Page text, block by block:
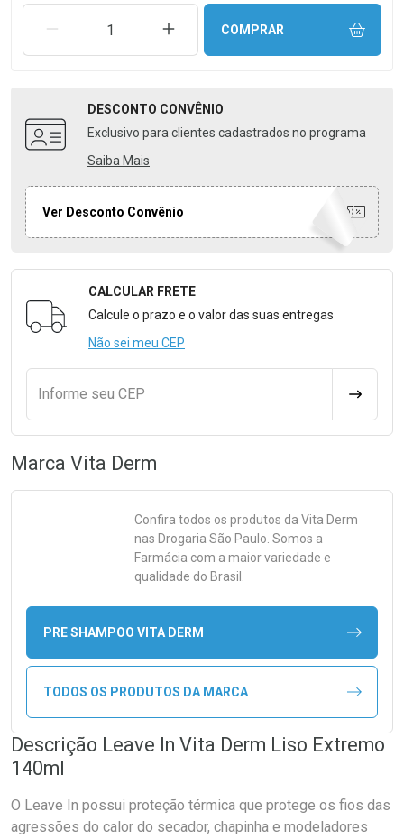
REMOVER UMA UNIDADEAUMENTAR UMA UNIDADE
COMPRAR
DESCONTO CONVÊNIO
Exclusivo para clientes cadastrados no programa
Saiba Mais
Ver Desconto Convênio
Formulário para Calcular o Frete
CALCULAR FRETE
Calcule o prazo e o valor das suas entregas
Não sei meu CEP
Informe seu CEP
Marca Vita Derm
Confira todos os produtos da Vita Derm
nas Drogaria São Paulo. Somos a
Farmácia com a maior variedade e
qualidade do Brasil.
PRE SHAMPOO VITA DERM
TODOS OS PRODUTOS DA MARCA
Descrição Leave In Vita Derm Liso Extremo
140ml
O Leave In possui proteção térmica que protege os fios das
agressões do calor do secador, chapinha e modeladores